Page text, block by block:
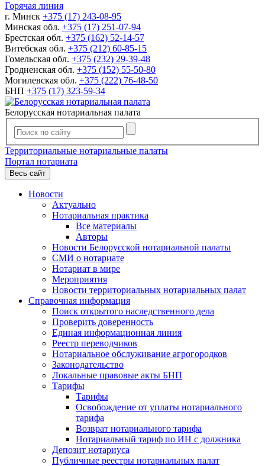
Горячая линия
г. Минск +375 (17) 243-08-95
Минская обл. +375 (17) 251-07-94
Брестская обл. +375 (162) 52-14-57
Витебская обл. +375 (212) 60-85-15
Гомельская обл. +375 (232) 29-39-48
Гродненская обл. +375 (152) 55-50-80
Могилевская обл. +375 (222) 76-48-50
БНП +375 (17) 323-59-34
Белорусская нотариальная палата
Территориальные нотариальные палаты
Портал нотариата
Весь сайт
Новости
Актуально
Нотариальная практика
Все материалы
Авторы
Новости Белорусской нотариальной палаты
СМИ о нотариате
Нотариат в мире
Мероприятия
Новости территориальных нотариальных палат
Справочная информация
Поиск открытого наследственного дела
Проверить доверенность
Единая информационная линия
Реестр переводчиков
Нотариальное обслуживание агрогородков
Законодательство
Локальные правовые акты БНП
Тарифы
Тарифы
Освобождение от уплаты нотариального
тарифа
Возврат нотариального тарифа
Нотариальный тариф по ИН с должника
Депозит нотариуса
Публичные реестры нотариальных палат